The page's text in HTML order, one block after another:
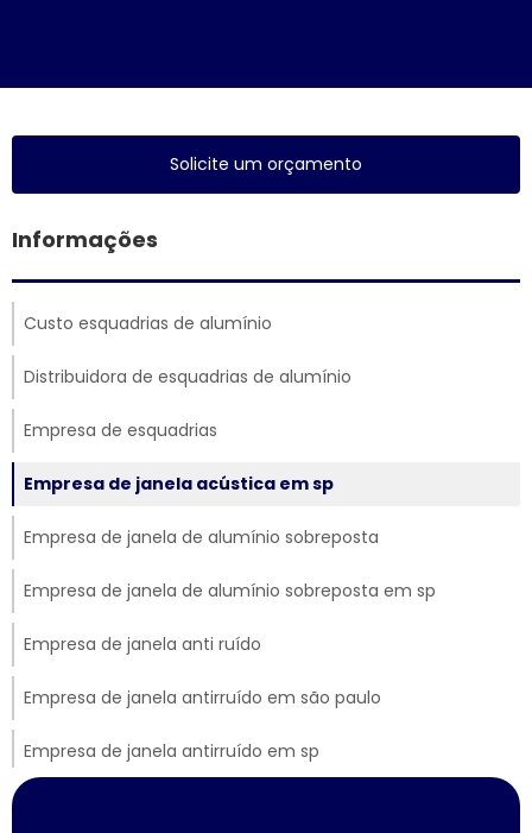
Solicite um orçamento
Informações
Custo esquadrias de alumínio
Distribuidora de esquadrias de alumínio
Empresa de esquadrias
Empresa de janela acústica em sp
Empresa de janela de alumínio sobreposta
Empresa de janela de alumínio sobreposta em sp
Empresa de janela anti ruído
Empresa de janela antirruído em são paulo
Empresa de janela antirruído em sp